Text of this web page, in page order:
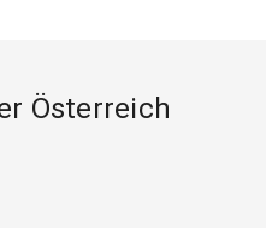
Österreich